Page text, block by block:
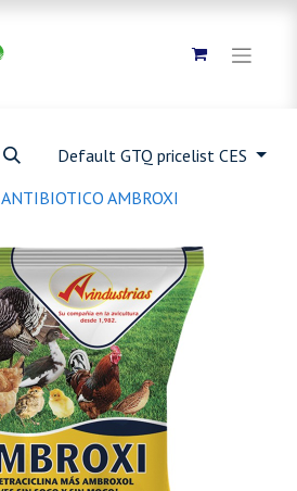
Default GTQ pricelist CES
ANTIBIOTICO AMBROXI